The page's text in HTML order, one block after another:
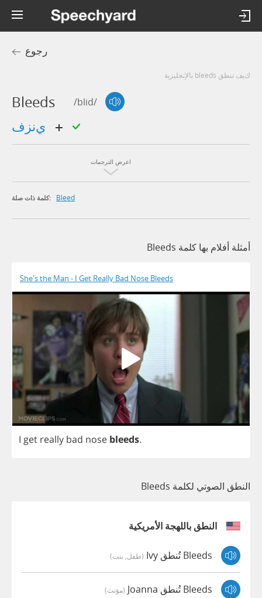
رجوع
كيف تنطق bleeds بالإنجليزية
Bleeds /blid/
اعرض الترجمات
كلمة ذات صلة: Bleed
أمثلة أفلام بها كلمة Bleeds
She's the Man - I Get Really Bad Nose Bleeds
I get really bad nose bleeds.
النطق الصوتي لكلمة Bleeds
النطق باللهجة الأمريكية
Bleeds تُنطق Ivy (طفل, بنت)
Bleeds تُنطق Joanna (مؤنث)